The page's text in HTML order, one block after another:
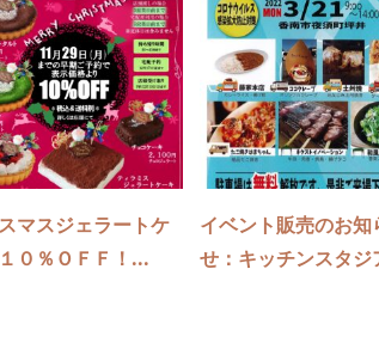
マスジェラートケ
０％ＯＦＦ！...
イベント販売のお知
せ：キッチンスタジ